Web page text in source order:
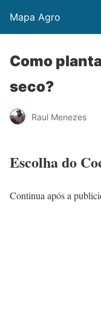
Mapa Agro
Como
seco?
Raul Menezes
Escolha do
Continua após a